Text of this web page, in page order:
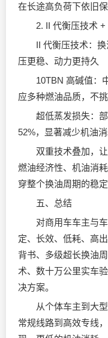
在长途高负荷下依旧
2. II 代衡压技术 +
II 代衡压技术：换
压更稳、动力更持久
10TBN 高碱值：中
应多种燃油品质，不
超低蒸发损失：部
52%，显著减少机油
双重技术叠加，让
燃油经济性、机油消
穿整个换油周期的稳定
五、总结
对商用车车主与车
定、长效、低耗、高
背书、多级超长换油
术、数十万公里实车
决方案。
从个体车主到大型
常规线路到高效专线